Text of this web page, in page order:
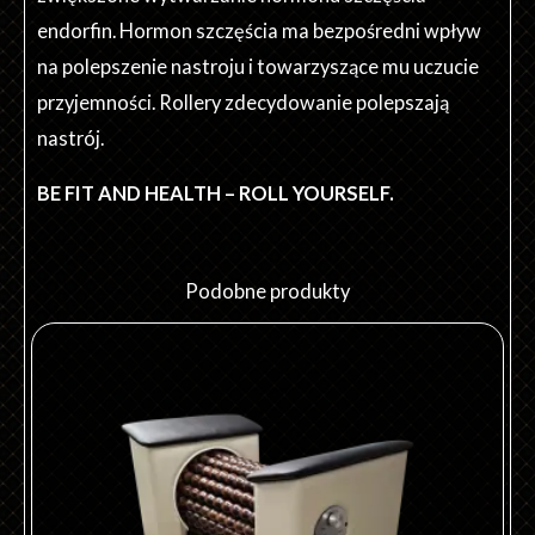
endorfin. Hormon szczęścia ma bezpośredni wpływ
na polepszenie nastroju i towarzyszące mu uczucie
przyjemności. Rollery zdecydowanie polepszają
nastrój.
BE FIT AND HEALTH – ROLL YOURSELF.
Podobne produkty
ma
wiele
wariantów.
Opcje